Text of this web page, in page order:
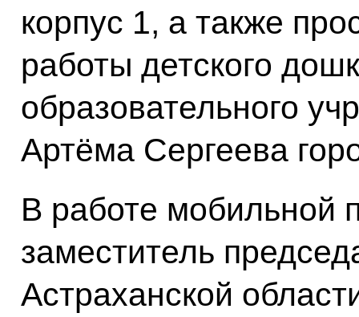
корпус 1, а также
работы детского
образовательного
Артёма Сергеева
В работе мобильной
заместитель
Астраханской